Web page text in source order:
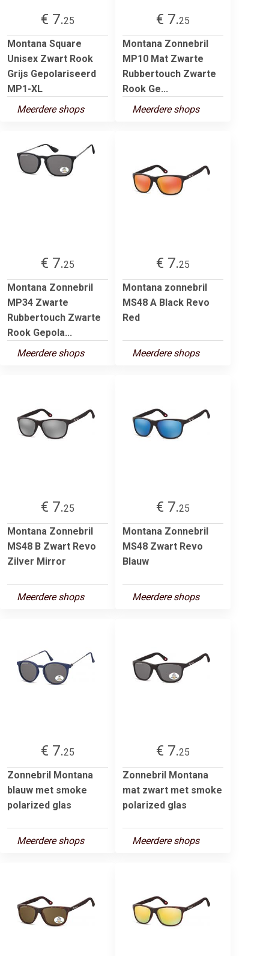
€ 7.25
Montana Square
Unisex Zwart Rook
Grijs Gepolariseerd
MP1-XL
Meerdere shops
€ 7.25
Montana Zonnebril
MP10 Mat Zwarte
Rubbertouch Zwarte
Rook Ge...
Meerdere shops
€ 7.25
Montana Zonnebril
MP34 Zwarte
Rubbertouch Zwarte
Rook Gepola...
Meerdere shops
€ 7.25
Montana zonnebril
MS48 A Black Revo
Red
Meerdere shops
€ 7.25
Montana Zonnebril
MS48 B Zwart Revo
Zilver Mirror
Meerdere shops
€ 7.25
Montana Zonnebril
MS48 Zwart Revo
Blauw
Meerdere shops
€ 7.25
Zonnebril Montana
blauw met smoke
polarized glas
Meerdere shops
€ 7.25
Zonnebril Montana
mat zwart met smoke
polarized glas
Meerdere shops